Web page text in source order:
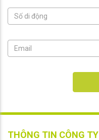
THÔNG TIN CÔNG TY